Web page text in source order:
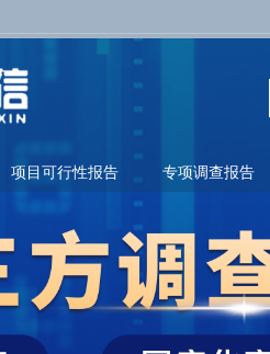
项目可行性报告 专项调查报告